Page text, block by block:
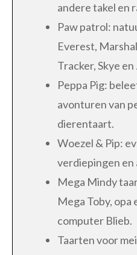
andere takel en
Paw patrol:
Everest,
Tracker, Skye en
Peppa Pig:
avonturen van
dierentaart.
Woezel & Pip:
verdiepingen en
Mega Mindy
Mega Toby, opa
computer Blieb.
Taarten voor